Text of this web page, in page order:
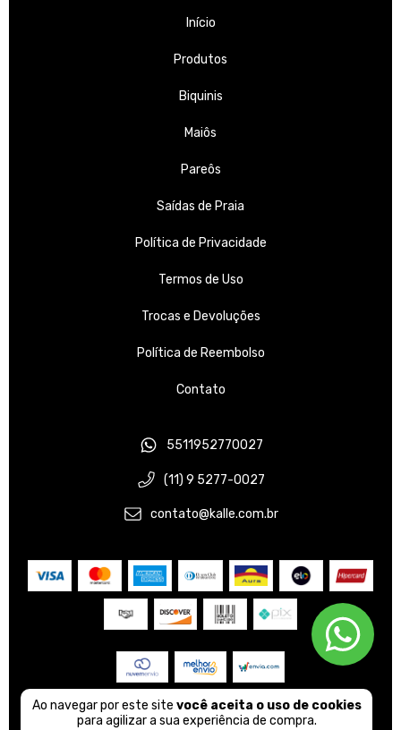
Ao navegar por este site você aceita o uso de cookies
para agilizar a sua experiência de compra.
Início
Produtos
Biquinis
Maiôs
Pareôs
Saídas de Praia
Política de Privacidade
Termos de Uso
Trocas e Devoluções
Política de Reembolso
Contato
5511952770027
(11) 9 5277-0027
contato@kalle.com.br
© Copyright Kalle - 37723068000109 - 2026